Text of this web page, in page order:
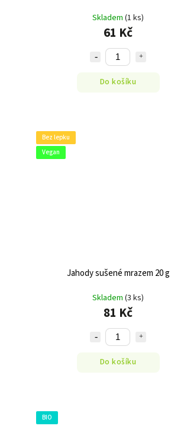
Skladem(1 ks)
61 Kč
Do košíku
Bez lepku
Vegan
Jahody sušené mrazem 20 g
Skladem(3 ks)
81 Kč
Do košíku
BIO